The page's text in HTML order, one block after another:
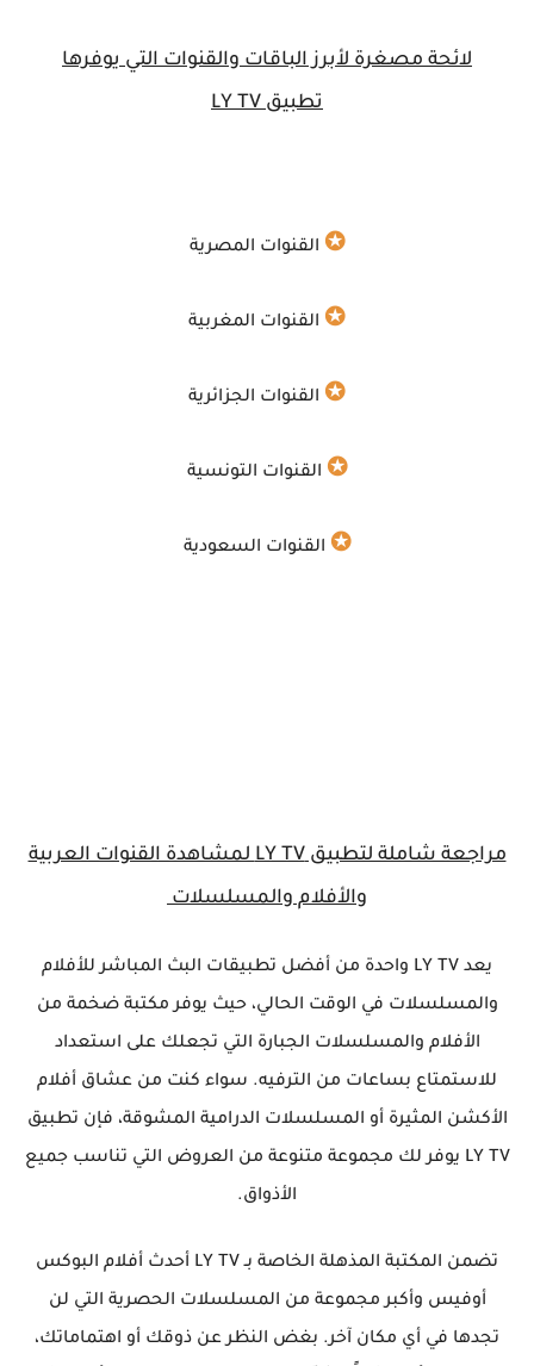
لائحة مصغرة لأبرز الباقات والقنوات التي يوفرها
تطبيق LY TV
✪ القنوات المصرية
✪ القنوات المغربية
✪ القنوات الجزائرية
✪ القنوات التونسية
✪ القنوات السعودية
مراجعة شاملة لتطبيقLY TV لمشاهدة القنوات العربية
والأفلام والمسلسلات
يعد LY TV واحدة من أفضل تطبيقات البث المباشر للأفلام
والمسلسلات في الوقت الحالي، حيث يوفر مكتبة ضخمة من
الأفلام والمسلسلات الجبارة التي تجعلك على استعداد
للاستمتاع بساعات من الترفيه. سواء كنت من عشاق أفلام
الأكشن المثيرة أو المسلسلات الدرامية المشوقة، فإن تطبيق
LY TV يوفر لك مجموعة متنوعة من العروض التي تناسب جميع
الأذواق.
تضمن المكتبة المذهلة الخاصة بـ LY TV أحدث أفلام البوكس
أوفيس وأكبر مجموعة من المسلسلات الحصرية التي لن
تجدها في أي مكان آخر. بغض النظر عن ذوقك أو اهتماماتك،